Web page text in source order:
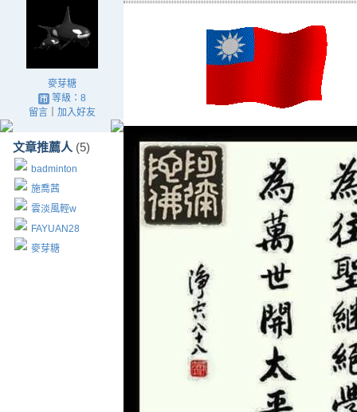
麥芽糖
等級：8
留言｜ 加入好友
文章推薦人 (5)
badminton
施喬茜
雲淡風輕w
FAYUAN28
麥芽糖